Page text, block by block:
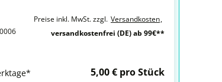
Preise inkl. MwSt. zzgl. Versandkosten,
versandkostenfrei (DE) ab 99€**
5,00 € pro Stück